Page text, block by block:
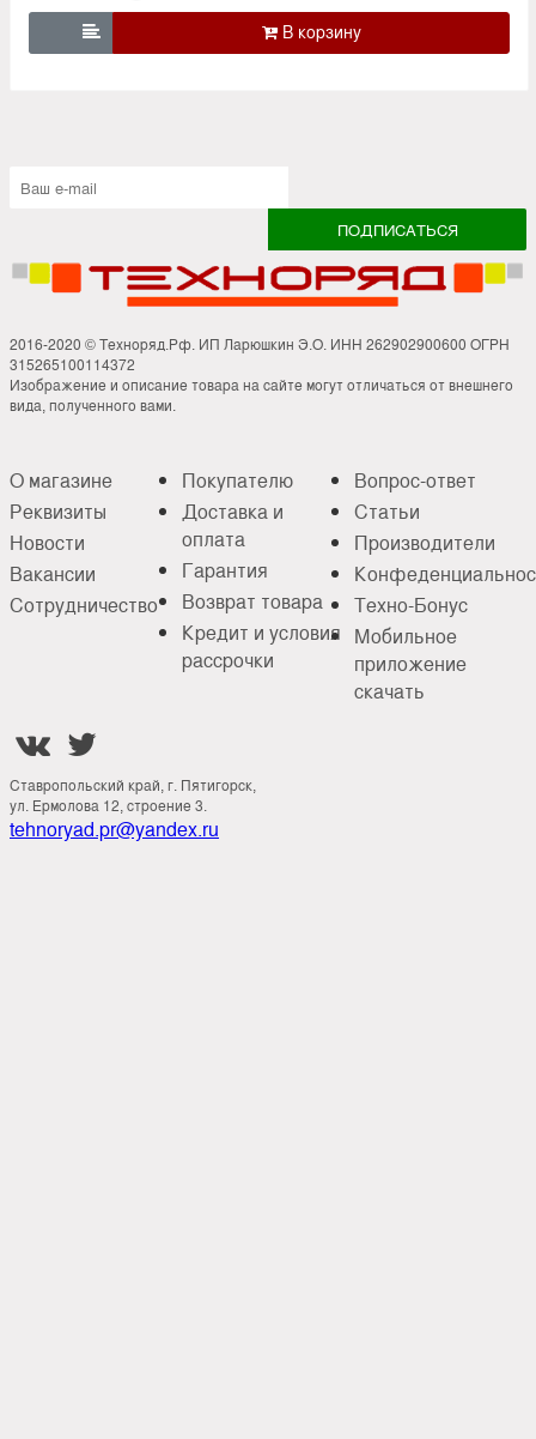

2016-2020 © Техноряд.Рф. ИП Ларюшкин Э.О. ИНН 262902900600 ОГРН
315265100114372
Изображение и описание товара на сайте могут отличаться от внешнего
вида, полученного вами.
О магазине
Реквизиты
Новости
Вакансии
Сотрудничество
Покупателю
Доставка и
оплата
Гарантия
Возврат товара
Кредит и условия
рассрочки
Вопрос-ответ
Статьи
Производители
Техно-Бонус
Мобильное
приложение
скачать
 
Ставропольский край, г. Пятигорск,
ул. Ермолова 12, строение 3.
tehnoryad.pr@yandex.ru